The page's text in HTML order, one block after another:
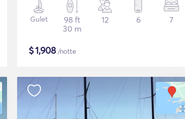
Gulet
98 ft
30 m
12 6 7
$1,908/notte